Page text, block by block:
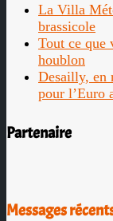
La Villa
brassicole
Tout ce que
houblon
Desailly, en
pour l’Euro
Partenaire
Messages